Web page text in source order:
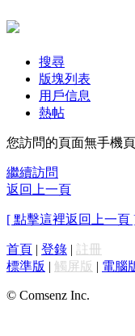
搜尋
版塊列表
用戶信息
熱帖
您訪問的頁面無手機
繼續訪問
返回上一頁
[ 點擊這裡返回上一頁
首頁 | 登錄 | 註冊
標準版 | 觸屏版 | 電腦
© Comsenz Inc.